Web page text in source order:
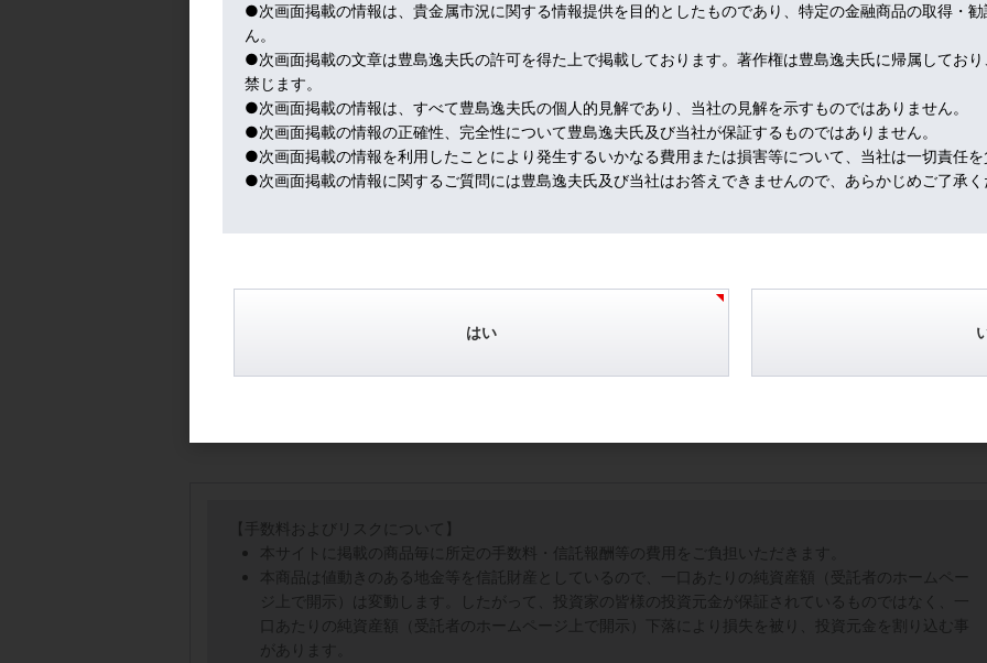
それでも、マーケットはその効果を先取りしています。
パウエルFRB議長の発言だけで、市場は十分なのです。FRBが語っただけで、これだけ市場が動くのですから、結
ところ「困ったときのFRB頼み」という依存症から抜けきれないのですね。
今回もFRBは市場の期待を裏切るどころか、予想以上の政策総動員で市場をアッと言わせました。これは基本的に
は強い追い風。年内は米国も再びゼロ金利ということですから。
さて、国際金スポット価格は１,７００ドル台という警戒水域に入ったあとは、さすがに入ったり来たりですね。今
場はリスクに事欠きませんから、次の大きな新材料登場待ちという情勢です。
それにしても、日本のコロナ対策は周回遅れで、経済再開を語るには、まだ遠い。
魔法の杖はありませんから、ひたすら我慢の時です。
【手数料およびリスクについて】
本サイトに掲載の商品毎に所定の手数料・信託報酬等の費用をご負担いただきます。
本商品は値動きのある地金等を信託財産としているので、一口あたりの純資産額（受託者のホームペー
ジ上で開示）は変動します。したがって、投資家の皆様の投資元金が保証されているものではなく、一
口あたりの純資産額（受託者のホームページ上で開示）下落により損失を被り、投資元金を割り込む事
があります。
●次画面掲載の情報は、貴金属市況に関する情報提供を目的としたものであり、特定の金融商品の取得・
ん。
●次画面掲載の文章は豊島逸夫氏の許可を得た上で掲載しております。著作権は豊島逸夫氏に帰属してお
禁じます。
●次画面掲載の情報は、すべて豊島逸夫氏の個人的見解であり、当社の見解を示すものではありません。
●次画面掲載の情報の正確性、完全性について豊島逸夫氏及び当社が保証するものではありません。
●次画面掲載の情報を利用したことにより発生するいかなる費用または損害等について、当社は一切責任
●次画面掲載の情報に関するご質問には豊島逸夫氏及び当社はお答えできませんので、あらかじめご了承
はい